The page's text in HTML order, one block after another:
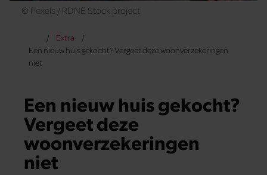
© Pexels / RDNE Stock project
Extra
Een nieuw huis gekocht? Vergeet deze woonverzekeringen
niet
Een nieuw huis gekocht?
Vergeet deze
woonverzekeringen
niet